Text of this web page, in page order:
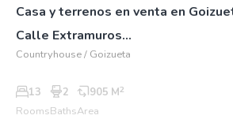
Casa y terrenos en venta en
Calle Extramuros...
Countryhouse / Goizueta
13
Rooms
2
Baths
905 M2
Area